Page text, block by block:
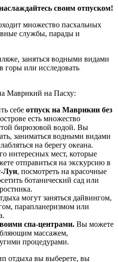
своим отпуском!
множество пасхальных
службы, парады и
заняться водными видами
горы или исследовать
Маврикий на Пасху:
себе отпуск на Маврикии без
есть множество
бирюзовой водой. Вы
заниматься водными видами
на берегу океана.
интересных мест, которые
отправиться на экскурсию в
Луи, посмотреть на красочные
ботанический сад или
могут заняться дайвингом,
парапланеризмом или
спа-центрами. Вы можете
массажем,
процедурами.
отдыха вы выберете, вы